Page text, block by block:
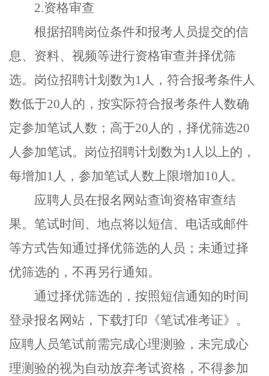
2.资格审查
根据招聘岗位条件和报考人员提交的信
息、资料、视频等进行资格审查并择优筛
选。岗位招聘计划数为1 人，符合报考条件人
数低于20人的，按实际符合报考条件人数确
定参加笔试人数；高于20人的，择优筛选20
人参加笔试。岗位招聘计划数为1 人以上的，
每增加1 人，参加笔试人数上限增加10人。
应聘人员在报名网站查询资格审查结
果。笔试时间、地点将以短信、电话或邮件
等方式告知通过择优筛选的人员；未通过择
优筛选的，不再另行通知。
通过择优筛选的，按照短信通知的时间
登录报名网站，下载打印《笔试准考证》。
应聘人员笔试前需完成心理测验，未完成心
理测验的视为自动放弃考试资格，不得参加